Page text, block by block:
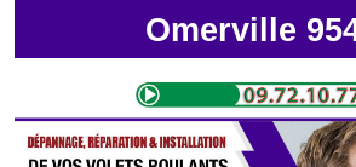
Omerville